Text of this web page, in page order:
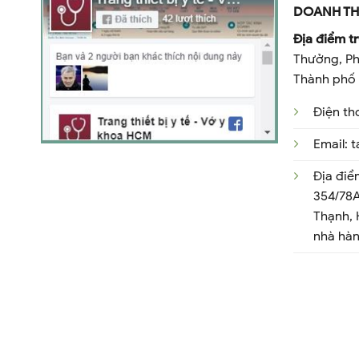
DOANH
Địa điểm
Thưởng,
Thành phố
Điện
Email:
Địa
354/
Thạnh,
nhà